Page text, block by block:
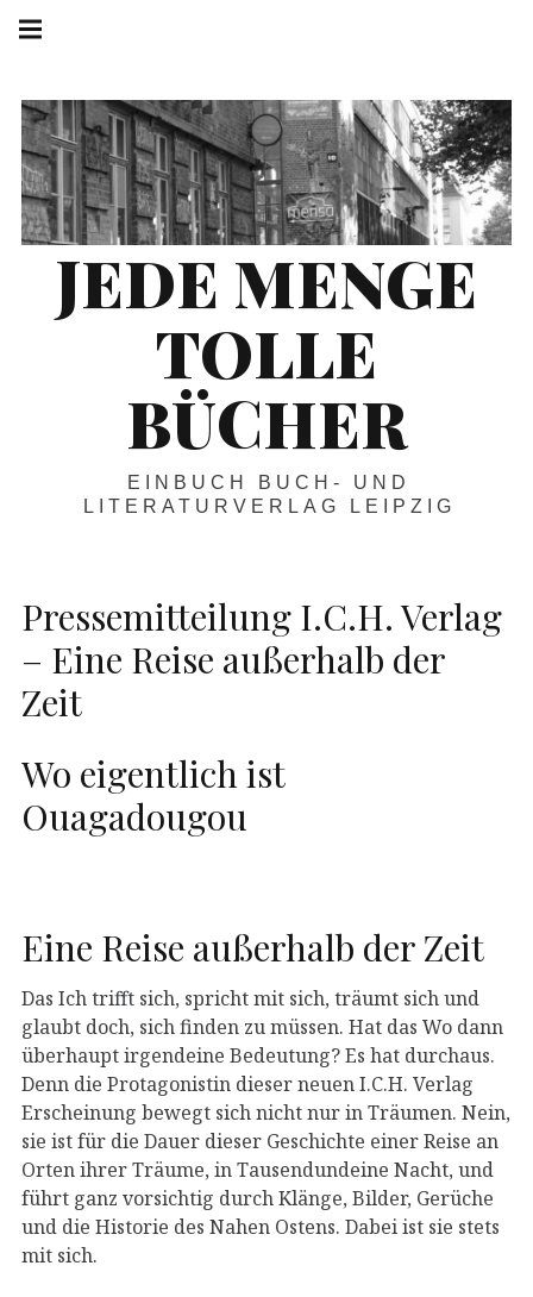
Springe
zum
JEDE MENGE
TOLLE
BÜCHER
EINBUCH BUCH- UND
LITERATURVERLAG LEIPZIG
Pressemitteilung I.C.H. Verlag
– Eine Reise außerhalb der
Zeit
Wo eigentlich ist
Ouagadougou
Eine Reise außerhalb der Zeit
Das Ich trifft sich, spricht mit sich, träumt sich und
glaubt doch, sich finden zu müssen. Hat das Wo dann
überhaupt irgendeine Bedeutung? Es hat durchaus.
Denn die Protagonistin dieser neuen I.C.H. Verlag
Erscheinung bewegt sich nicht nur in Träumen. Nein,
sie ist für die Dauer dieser Geschichte einer Reise an
Orten ihrer Träume, in Tausendundeine Nacht, und
führt ganz vorsichtig durch Klänge, Bilder, Gerüche
und die Historie des Nahen Ostens. Dabei ist sie stets
mit sich.